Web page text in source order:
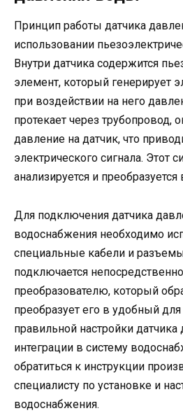
Принцип работы датчика
использовании
Внутри датчика содержится
элемент, который генерирует
при воздействии на него
протекает через трубопровод,
давление на датчик, что
электрического сигнала. Этот
анализируется и
Для подключения датчика
водоснабжения необходимо
специальные кабели и
подключается
преобразователю, который
преобразует его в удобный
правильной настройки
интеграции в систему
обратиться к инструкции
специалисту по установке и
водоснабжения.